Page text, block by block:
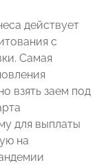
действует
с
Самая
взять заем под
для выплаты
на